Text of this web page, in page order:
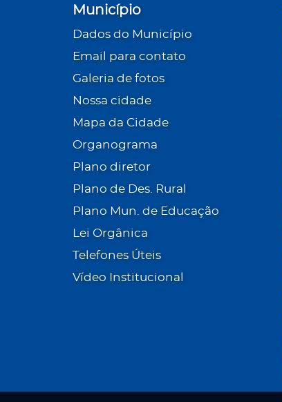
Município
Dados do Município
Email para contato
Galeria de fotos
Nossa cidade
Mapa da Cidade
Organograma
Plano diretor
Plano de Des. Rural
Plano Mun. de Educação
Lei Orgânica
Telefones Úteis
Vídeo Institucional